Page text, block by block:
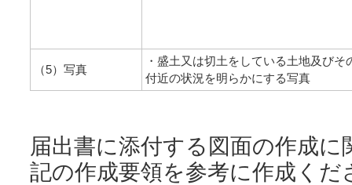
（5）写真
・盛土又は切土をしている土地及びそ
付近の状況を明らかにする写真
届出書に添付する図面の作成
記の作成要領を参考に作成くだ